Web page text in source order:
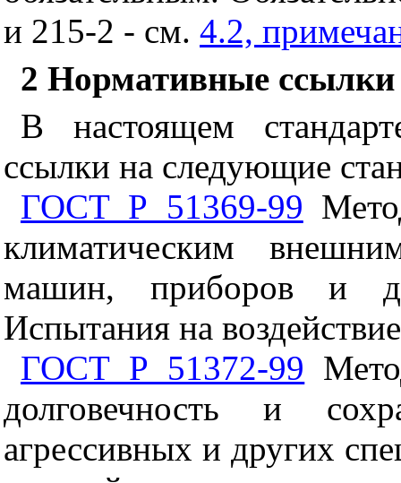
и 215-2 - см. 4.2,
2 Нормативные ссылки
В настоящем
ссылки на следующие
ГОСТ Р 51369-99
климатическим
машин, приборов и
Испытания на
ГОСТ Р 51372-99
долговечность и
агрессивных и других